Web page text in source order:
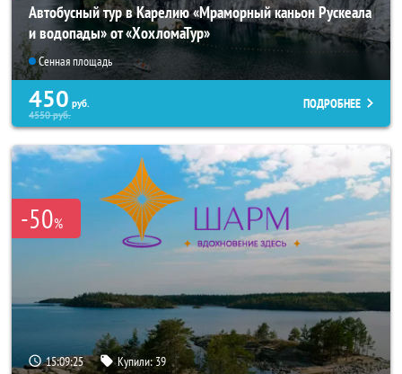
Автобусный тур в Карелию «Мраморный каньон Рускеала
и водопады» от «ХохломаТур»
Сенная площадь
450 руб.
4550руб.
ПОДРОБНЕЕ
-50%
15:09:22 Купили:39